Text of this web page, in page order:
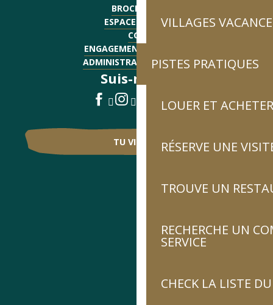
VILLAGES
PISTES PRATIQUES
LOUER ET
RÉSERVE UNE
TROUVE UN
RECHERCHE UN
SERVICE
CHECK LA LISTE
BROCHURES
ESPACE PRESSE
CGV
ENGAGEMENTS QUALITÉ
ADMINISTRATIF - EMPLOI
Suis-nous !
TU VIENS ?